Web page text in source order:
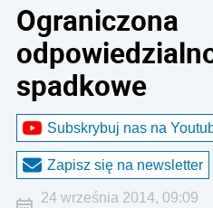
Ograniczona
spadkowe
Subskrybuj nas na
Zapisz się na newsletter
24 września 2014, 09:09